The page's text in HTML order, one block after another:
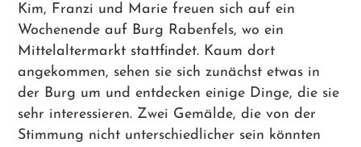
Kim, Franzi und Marie freuen sich auf ein
Wochenende auf Burg Rabenfels, wo ein
Mittelaltermarkt stattfindet. Kaum dort
angekommen, sehen sie sich zunächst etwas in
der Burg um und entdecken einige Dinge, die sie
sehr interessieren. Zwei Gemälde, die von der
Stimmung nicht unterschiedlicher sein könnten